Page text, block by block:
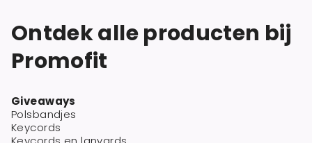
Ontdek alle producten bij
Promofit
Giveaways
Polsbandjes
Keycords